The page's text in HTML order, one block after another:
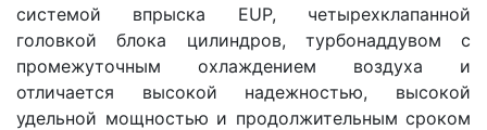
системой впрыска EUP, четырехклапанной
головкой блока цилиндров, турбонаддувом с
промежуточным охлаждением воздуха и
отличается высокой надежностью, высокой
удельной мощностью и продолжительным сроком